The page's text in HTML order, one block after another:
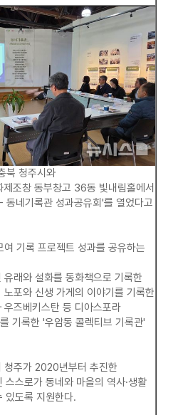
북 청주시와
조창 동부창고 36동 빛내림홀에서
네기록관 성과공유회'를 열었다고
기록 프로젝트 성과를 공유하는
래와 설화를 동화책으로 기록한
포와 신생 가게의 이야기를 기록한
즈베키스탄 등 디아스포라
기록한 '우암동 콜렉티브 기록관'
청주가 2020년부터 추진한
스로가 동네와 마을의 역사·생활
있도록 지원한다.